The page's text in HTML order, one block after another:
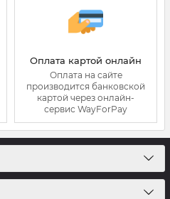
Оплата картой онлайн
Оплата на сайте
производится банковской
картой через онлайн-
сервис WayForPay